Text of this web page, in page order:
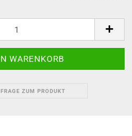
FRAGE ZUM PRODUKT